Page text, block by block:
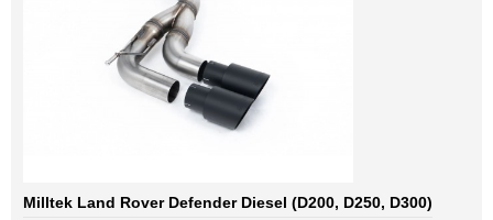
Milltek Land Rover Defender Diesel (D200, D250, D300)